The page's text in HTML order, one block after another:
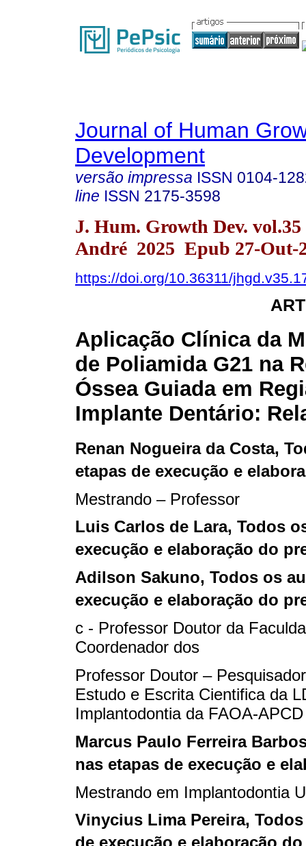
Journal of Human
Development
versão impressa ISSN 0104-
line ISSN 2175-3598
J. Hum. Growth Dev. vol.35
André 2025 Epub 27-Out-
https://doi.org/10.36311/
Aplicação Clínica da
de Poliamida G21 na
Óssea Guiada em
Implante Dentário:
Renan Nogueira da Costa,
etapas de execução e
Mestrando – Professor
Luis Carlos de Lara, Todos
execução e elaboração do
Adilson Sakuno, Todos os
execução e elaboração do
c - Professor Doutor da
Coordenador dos
Professor Doutor –
Estudo e Escrita Cientifica da
Implantodontia da FAOA-APCD
Marcus Paulo Ferreira
nas etapas de execução e
Mestrando em Implantodontia
Vinycius Lima Pereira,